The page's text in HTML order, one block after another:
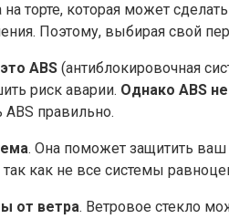
торте, которая может
Поэтому, выбирая свой
ABS (антиблокировочная
риск аварии.​ Однако ABS
правильно.​
.​ Она поможет защитить
так как не все системы
от ветра.​ Ветровое стекло